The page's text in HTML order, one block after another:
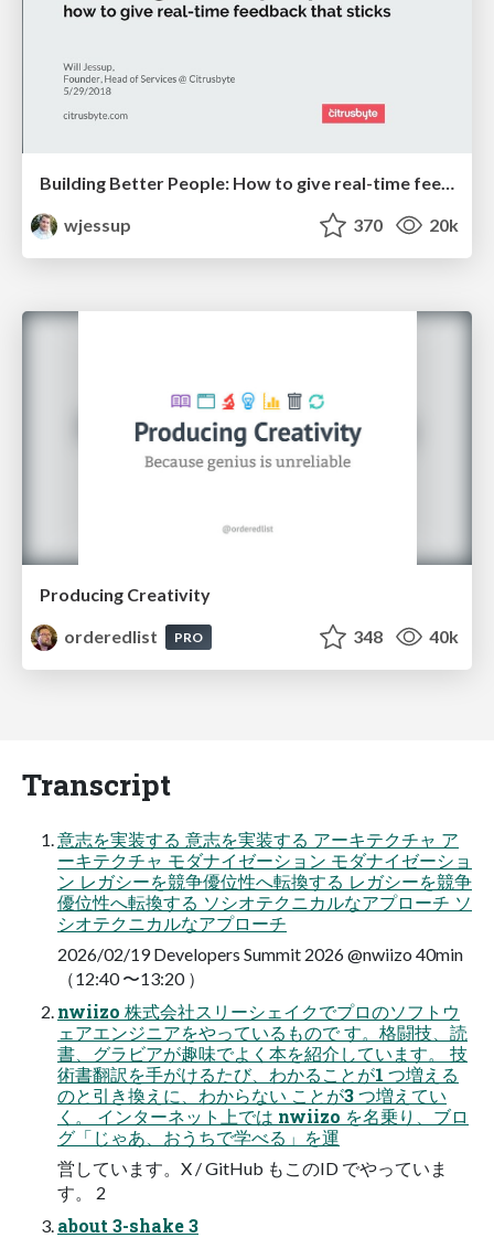
Building Better People: How to give real-time feedback that sticks.
wjessup
370 20k
Producing Creativity
orderedlist
PRO 348 40k
Transcript
意志を実装する 意志を実装する アーキテクチャ ア
ーキテクチャ モダナイゼーション モダナイゼーショ
ン レガシーを競争優位性へ転換する レガシーを競争
優位性へ転換する ソシオテクニカルなアプローチ ソ
シオテクニカルなアプローチ
2026/02/19 Developers Summit 2026 @nwiizo 40min
（12:40 〜13:20 ）
nwiizo 株式会社スリーシェイクでプロのソフトウ
ェアエンジニアをやっているもので す。格闘技、読
書、グラビアが趣味でよく本を紹介しています。 技
術書翻訳を手がけるたび、わかることが1 つ増える
のと引き換えに、わからない ことが3 つ増えてい
く。 インターネット上では nwiizo を名乗り、ブロ
グ「じゃあ、おうちで学べる」を運
営しています。X / GitHub もこのID でやっていま
す。 2
about 3-shake 3